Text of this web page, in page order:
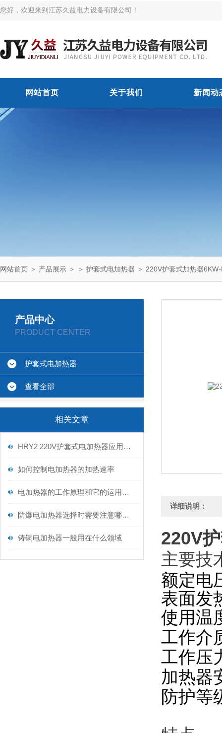
您好，欢迎来到江苏久益电力设备有限公司！
网站首页 关于我们 新闻动
网站首页 ＞ 产品展示 ＞ ＞ 护套式电加热器 ＞ 220V护套式加热器
产品中心
PRODUCT CENTER
护套式电加热器
查看全部
相关文章
HRY2 220V护套式电加热器应用解读
如何控制电加热器的加热速率
电加热器的工作原理和它的运用范围
防爆电加热器选择时需要注意哪些事项
铸铜电加热器一般用在什么领域
详细说明：
220V
主要技
额定电
表面发
使用温
工作介
工作压
加热器
防护等